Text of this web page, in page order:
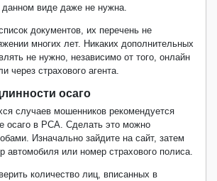
данном виде даже не нужна.
документов, их перечень не
многих лет. Никаких дополнительных
не нужно, независимо от того, онлайн
через страхового агента.
осаго
случаев мошенников рекомендуется
осаго в РСА. Сделать это можно
Изначально зайдите на сайт, затем
автомобиля или номер страхового полиса.
количество лиц, вписанных в